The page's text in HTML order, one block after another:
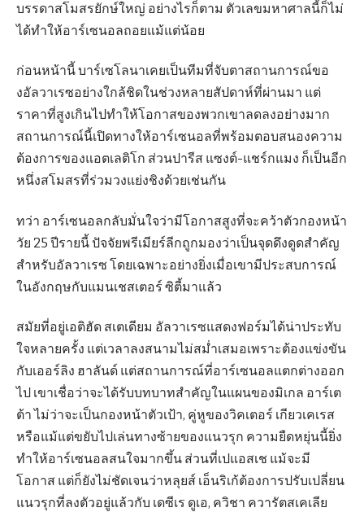
บรรดาสโมสรยักษ์ใหญ่ อย่างไรก็ตาม ตัวเลขมหาศาลนี้ก็ไม่
ได้ทำให้อาร์เซนอลถอยแม้แต่น้อย
ก่อนหน้านี้ บาร์เซโลนาเคยเป็นทีมที่จับตาสถานการณ์ขอ
งอัลวาเรซอย่างใกล้ชิดในช่วงหลายสัปดาห์ที่ผ่านมา แต่
ราคาที่สูงเกินไปทำให้โอกาสของพวกเขาลดลงอย่างมาก
สถานการณ์นี้เปิดทางให้อาร์เซนอลที่พร้อมตอบสนองความ
ต้องการของแอตเลติโก ส่วนปารีส แซงต์-แชร์กแมง ก็เป็นอีก
หนึ่งสโมสรที่ร่วมวงแย่งชิงด้วยเช่นกัน
ทว่า อาร์เซนอลกลับมั่นใจว่ามีโอกาสสูงที่จะคว้าตัวกองหน้า
วัย 25 ปีรายนี้ ปัจจัยพรีเมียร์ลีกถูกมองว่าเป็นจุดดึงดูดสำคัญ
สำหรับอัลวาเรซ โดยเฉพาะอย่างยิ่งเมื่อเขามีประสบการณ์
ในอังกฤษกับแมนเชสเตอร์ ซิตี้มาแล้ว
สมัยที่อยู่เอติฮัด สเตเดียม อัลวาเรซแสดงฟอร์มได้น่าประทับ
ใจหลายครั้ง แต่เวลาลงสนามไม่สม่ำเสมอเพราะต้องแข่งขัน
กับเออร์ลิง ฮาลันด์ แต่สถานการณ์ที่อาร์เซนอลแตกต่างออก
ไป เขาเชื่อว่าจะได้รับบทบาทสำคัญในแผนของมิเกล อาร์เต
ต้า ไม่ว่าจะเป็นกองหน้าตัวเป้า, คู่หูของวิคเตอร์ เกียวเคเรส
หรือแม้แต่ขยับไปเล่นทางซ้ายของแนวรุก ความยืดหยุ่นนี้ยิ่ง
ทำให้อาร์เซนอลสนใจมากขึ้น ส่วนที่เปแอสเช แม้จะมี
โอกาส แต่ก็ยังไม่ชัดเจนว่าหลุยส์ เอ็นริเก้ต้องการปรับเปลี่ยน
แนวรุกที่ลงตัวอยู่แล้วกับ เดซีเร ดูเอ, ควิชา ควารัตสเคเลีย